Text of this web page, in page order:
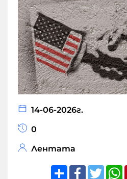
14-06-2026г.
0
Лентата
ShareFacebook